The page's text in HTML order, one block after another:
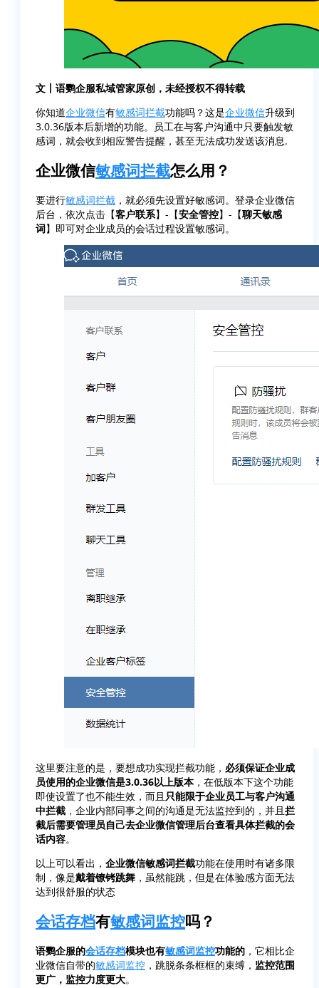
文丨语鹦企服私域管家原创，未经授权不得转载
你知道企业微信有敏感词拦截功能吗？这是企业微信升级到
3.0.36版本后新增的功能。员工在与客户沟通中只要触发敏
感词，就会收到相应警告提醒，甚至无法成功发送该消息.
企业微信敏感词拦截怎么用？
要进行敏感词拦截 ，就必须先设置好敏感词。登录企业微信
后台，依次点击【客户联系】-【安全管控】-【聊天敏感
词】即可对企业成员的会话过程设置敏感词。
这里要注意的是，要想成功实现拦截功能， 必须保证企业成
员使用的企业微信是3.0.36以上版本，在低版本下这个功能
即使设置了也不能生效，而且 只能限于企业员工与客户沟通
中拦截 ，企业内部同事之间的沟通是无法监控到的，并且拦
截后需要管理员自己去企业微信管理后台查看具体拦截的会
话内容。
以上可以看出， 企业微信敏感词拦截功能在使用时有诸多限
制，像是戴着镣铐跳舞 ，虽然能跳，但是在体验感方面无法
达到很舒服的状态
会话存档有敏感词监控吗？
语鹦企服的会话存档模块也有敏感词监控功能的 ，它相比企
业微信自带的敏感词监控 ，跳脱条条框框的束缚， 监控范围
更广，监控力度更大。